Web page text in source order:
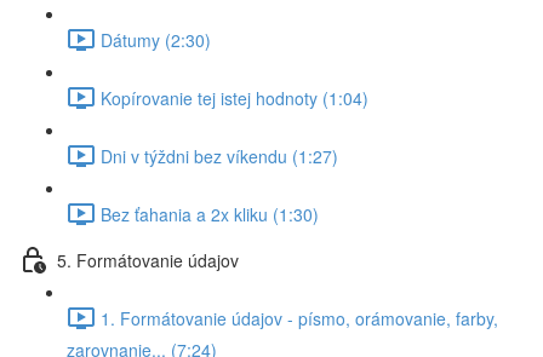
Dátumy (2:30)
Kopírovanie tej istej hodnoty (1:04)
Dni v týždni bez víkendu (1:27)
Bez ťahania a 2x kliku (1:30)
5. Formátovanie údajov
1. Formátovanie údajov - písmo, orámovanie, farby,
zarovnanie... (7:24)